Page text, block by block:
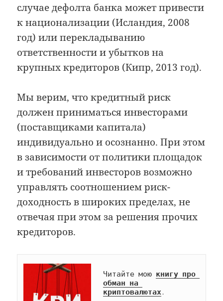
случае дефолта банка может привести
к национализации (Исландия, 2008
год) или перекладыванию
ответственности и убытков на
крупных кредиторов (Кипр, 2013 год).
Мы верим, что кредитный риск
должен приниматься инвесторами
(поставщиками капитала)
индивидуально и осознанно. При этом
в зависимости от политики площадок
и требований инвесторов возможно
управлять соотношением риск-
доходность в широких пределах, не
отвечая при этом за решения прочих
кредиторов.
Читайте мою книгу про
обман на
криптовалютах.